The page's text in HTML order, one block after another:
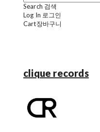
Search 검색
Log In 로그인
Cart장바구니
clique records